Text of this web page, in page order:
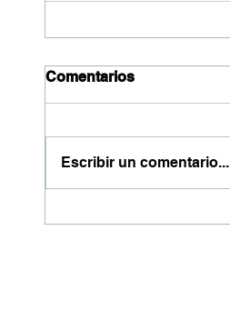
Comentarios
Escribir un comentario...